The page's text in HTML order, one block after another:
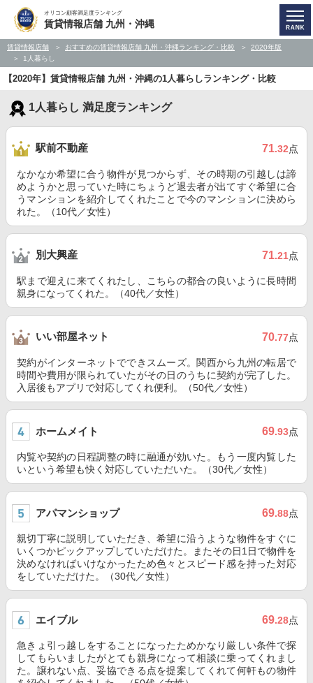
オリコン顧客満足度ランキング
賃貸情報店舗 九州・沖縄
賃貸情報店舗 おすすめの賃貸情報店舗 九州・沖縄ランキング・比較
2020年版
1人暮らし
【2020年】賃貸情報店舗 九州・沖縄の1人暮らしランキング・比較
1人暮らし 満足度ランキング
駅前不動産 71.32点
なかなか希望に合う物件が見つからず、その時期の引越しは諦
めようかと思っていた時にちょうど退去者が出てすぐ希望に合
うマンションを紹介してくれたことで今のマンションに決めら
れた。（10代／女性）
別大興産 71.21点
駅まで迎えに来てくれたし、こちらの都合の良いように長時間
親身になってくれた。（40代／女性）
いい部屋ネット 70.77点
契約がインターネットでできスムーズ。関西から九州の転居で
時間や費用が限られていたがその日のうちに契約が完了した。
入居後もアプリで対応してくれ便利。（50代／女性）
ホームメイト 69.93点
内覧や契約の日程調整の時に融通が効いた。もう一度内覧した
いという希望も快く対応していただいた。（30代／女性）
アパマンショップ 69.88点
親切丁寧に説明していただき、希望に沿うような物件をすぐに
いくつかピックアップしていただけた。またその日1日で物件を
決めなければいけなかったため色々とスピード感を持った対応
をしていただけた。（30代／女性）
エイブル 69.28点
急きょ引っ越しをすることになったためかなり厳しい条件で探
してもらいましたがとても親身になって相談に乗ってくれまし
た。譲れない点、妥協できる点を提案してくれて何軒もの物件